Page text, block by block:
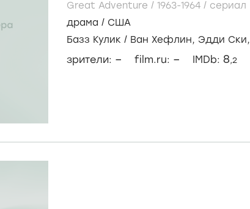
Great Adventure / 1963-1964 / сериал
драма / США
Базз Кулик / Ван Хефлин, Эдди Ски,
зрители: – film.ru: – IMDb: 8,2